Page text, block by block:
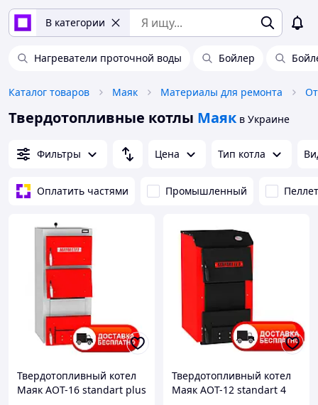
В категории
Нагреватели проточной воды Бойлер
Каталог товаров Маяк Материалы для ремонта
Твердотопливные котлы Маяк в Украине
Фильтры Цена Тип котла
Оплатить частями Промышленный
Твердотопливный котел
Маяк АОТ-16 standart plus
Твердотопливный котел
Маяк АОТ-12 standart 4